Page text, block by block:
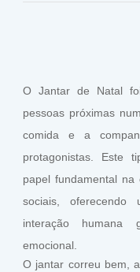
O Jantar de Natal
pessoas próximas
comida e a
protagonistas. Este
papel fundamental
sociais, oferecendo
interação humana
emocional.
O jantar correu bem,